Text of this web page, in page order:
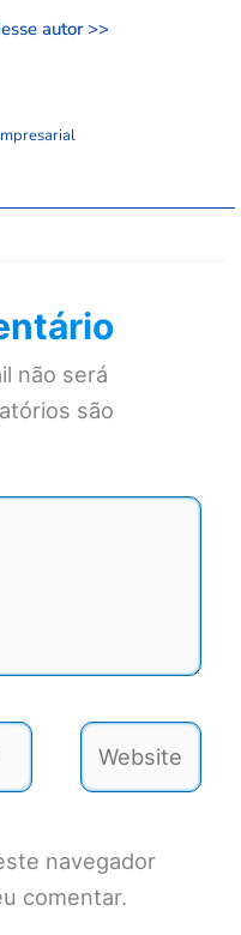
autor >>
não será
são
Website
navegador
comentar.